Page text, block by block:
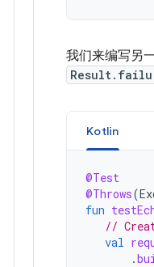
我们来编写另
Kotlin
@Test
@Throws(
fun
//
val
.